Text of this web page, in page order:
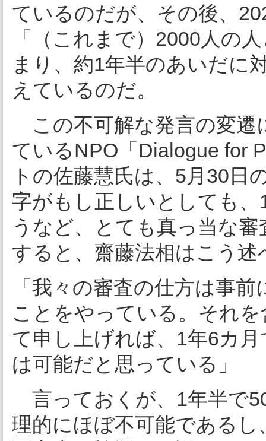
ているのだが、その後、
「（これまで）2000人の
まり、約1年半のあいだに
えているのだ。
この不可解な発言の変遷
ているNPO「Dialogue for
トの佐藤慧氏は、5月30日
字がもし正しいとしても
うなど、とても真っ当な
すると、齋藤法相はこう述
「我々の審査の仕方は事
ことをやっている。それ
て申し上げれば、1年6カ
は可能だと思っている」
言っておくが、1年半で
理的にほぼ不可能である